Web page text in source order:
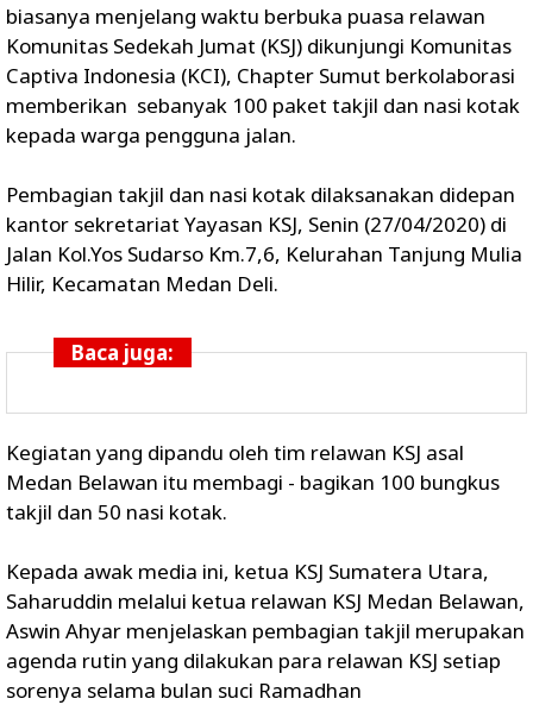
biasanya menjelang waktu berbuka puasa relawan
Komunitas Sedekah Jumat (KSJ) dikunjungi Komunitas
Captiva Indonesia (KCI), Chapter Sumut berkolaborasi
memberikan sebanyak 100 paket takjil dan nasi kotak
kepada warga pengguna jalan.
Pembagian takjil dan nasi kotak dilaksanakan didepan
kantor sekretariat Yayasan KSJ, Senin (27/04/2020) di
Jalan Kol.Yos Sudarso Km.7,6, Kelurahan Tanjung Mulia
Hilir, Kecamatan Medan Deli.
Baca juga:
Kegiatan yang dipandu oleh tim relawan KSJ asal
Medan Belawan itu membagi - bagikan 100 bungkus
takjil dan 50 nasi kotak.
Kepada awak media ini, ketua KSJ Sumatera Utara,
Saharuddin melalui ketua relawan KSJ Medan Belawan,
Aswin Ahyar menjelaskan pembagian takjil merupakan
agenda rutin yang dilakukan para relawan KSJ setiap
sorenya selama bulan suci Ramadhan